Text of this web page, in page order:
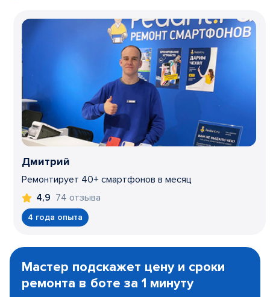
Дмитрий
Ремонтирует 40+ смартфонов в месяц
4,9 74 отзыва
4 года опыта
1
Мастер подскажет цену и сроки
ремонта в боте за 1 минуту